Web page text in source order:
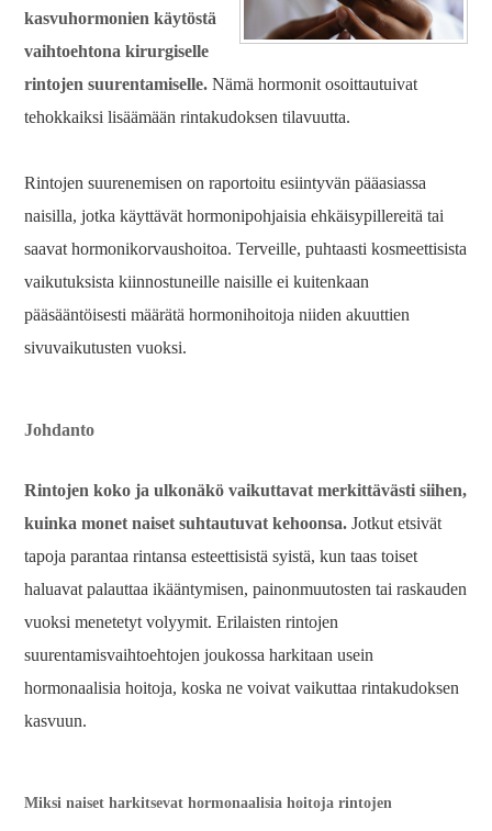
kasvuhormonien käytöstä
vaihtoehtona kirurgiselle
rintojen suurentamiselle. Nämä hormonit osoittautuivat
tehokkaiksi lisäämään rintakudoksen tilavuutta.
Rintojen suurenemisen on raportoitu esiintyvän pääasiassa
naisilla, jotka käyttävät hormonipohjaisia ​​ehkäisypillereitä tai
saavat hormonikorvaushoitoa. Terveille, puhtaasti kosmeettisista
vaikutuksista kiinnostuneille naisille ei kuitenkaan
pääsääntöisesti määrätä hormonihoitoja niiden akuuttien
sivuvaikutusten vuoksi.
Johdanto
Rintojen koko ja ulkonäkö vaikuttavat merkittävästi siihen,
kuinka monet naiset suhtautuvat kehoonsa. Jotkut etsivät
tapoja parantaa rintansa esteettisistä syistä, kun taas toiset
haluavat palauttaa ikääntymisen, painonmuutosten tai raskauden
vuoksi menetetyt volyymit. Erilaisten rintojen
suurentamisvaihtoehtojen joukossa harkitaan usein
hormonaalisia hoitoja, koska ne voivat vaikuttaa rintakudoksen
kasvuun.
Miksi naiset harkitsevat hormonaalisia hoitoja rintojen